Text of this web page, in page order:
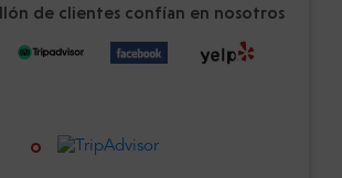
de clientes confían en nosotros